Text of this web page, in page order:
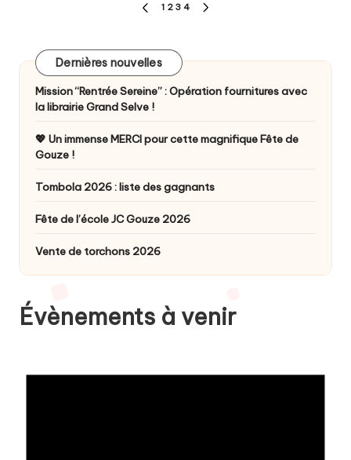
publications
PREVIOUS
1 2 3 4
Dernières nouvelles
Mission “Rentrée Sereine” : Opération fournitures avec
la librairie Grand Selve !
💖 Un immense MERCI pour cette magnifique Fête de
Gouze !
Tombola 2026 : liste des gagnants
Fête de l’école JC Gouze 2026
Vente de torchons 2026
Évènements à venir